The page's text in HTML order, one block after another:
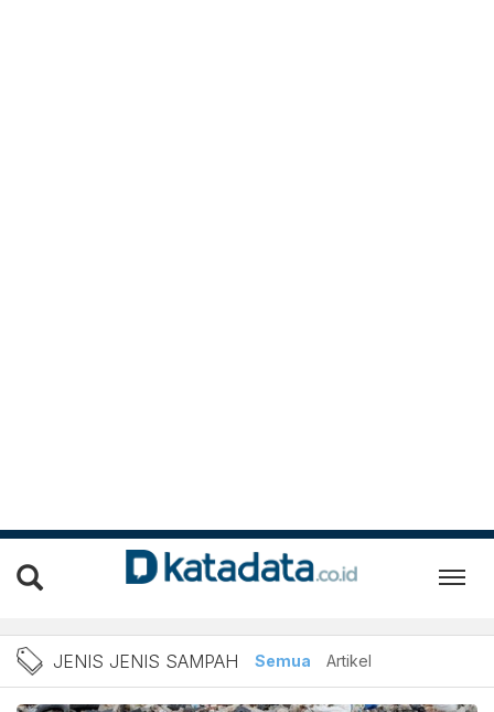
Berita Jenis Jenis
JENIS JENIS SAMPAH Semua Artikel